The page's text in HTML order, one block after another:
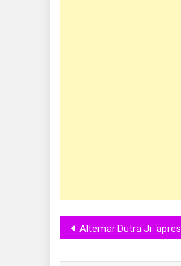
Altemar Dutra Jr. apresenta show em homenagem às mulheres “Pra Cantar Com Elas” no Bar Brahma